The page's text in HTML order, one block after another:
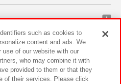
such as cookies to
content and ads. We
use of our website with our
who may combine it with
provided to them or that they
of their services. Please click